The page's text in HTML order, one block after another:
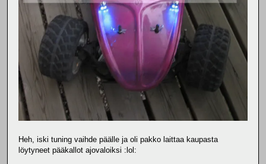
Heh, iski tuning vaihde päälle ja oli pakko laittaa kaupasta
löytyneet pääkallot ajovaloiksi :lol: